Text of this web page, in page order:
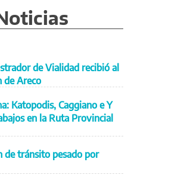
de Vialidad recibió al
de Areco
Katopodis, Caggiano e Y
en la Ruta Provincial
de tránsito pesado por